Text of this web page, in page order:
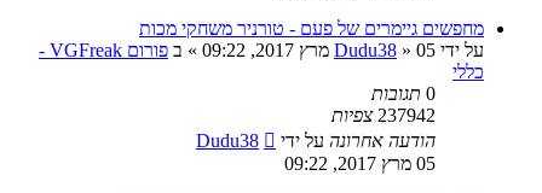
מחפשים גיימרים של פעם - טורניר משחקי מכות
על ידי
Dudu38 » 05 מרץ 2017, 09:22 » ב
פורום VGFreak -
כללי
0 תגובות
237942 צפיות
הודעה אחרונה על ידי
Dudu38
05 מרץ 2017, 09:22